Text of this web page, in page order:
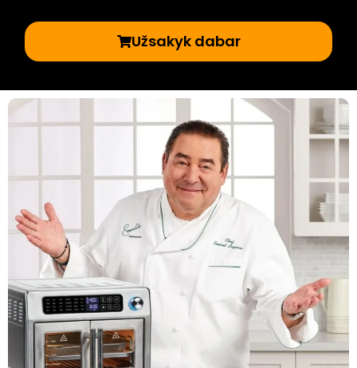
Užsakyk dabar